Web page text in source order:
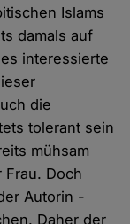
Islams
damals auf
interessierte
die
tolerant sein
mühsam
Doch
Autorin -
Daher der